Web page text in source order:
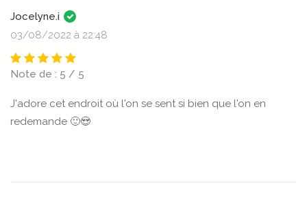
Jocelyne.i
03/08/2022 à 22:48
Note de : 5 / 5
J'adore cet endroit où l'on se sent si bien que l'on en
redemande 🙂😍